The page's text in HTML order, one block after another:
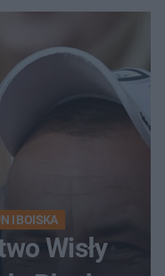
I BOISKA
Wisły